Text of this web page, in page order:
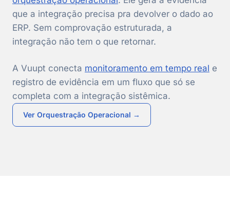
que a integração precisa pra devolver o dado ao
ERP. Sem comprovação estruturada, a
integração não tem o que retornar.
A Vuupt conecta monitoramento em tempo real e
registro de evidência em um fluxo que só se
completa com a integração sistêmica.
Ver Orquestração Operacional →